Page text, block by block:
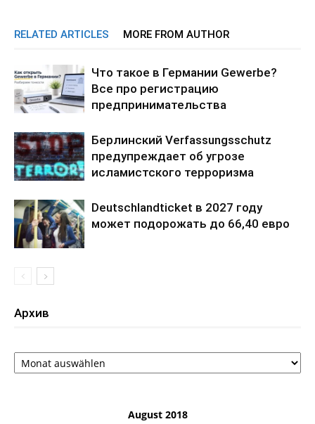
RELATED ARTICLES MORE FROM AUTHOR
Что такое в Германии Gewerbe?
Все про регистрацию
предпринимательства
Берлинский Verfassungsschutz
предупреждает об угрозе
исламистского терроризма
Deutschlandticket в 2027 году
может подорожать до 66,40 евро
Архив
Архив
August 2018